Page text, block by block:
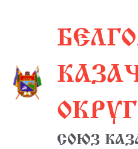
содержимому
ОКРУГ
СОЮЗ